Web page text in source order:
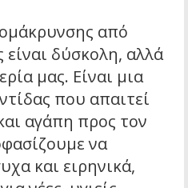
από
δύσκολη, αλλά
μας. Είναι μια
που απαιτεί
αγάπη προς τον
να
και ειρηνικά,